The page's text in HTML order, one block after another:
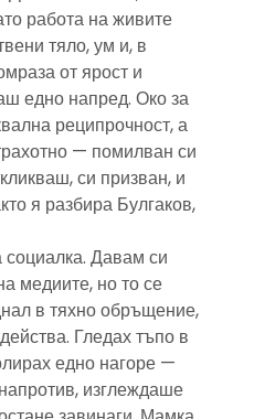
работа на живите
тяло, ум и, в
от ярост и
едно напред. Око за
реципрочност, а
— помилван си
си призван, и
я разбира Булгаков,
социалка. Давам си
медиите, но то се
в тяхно обръщение,
Гледах тъпо в
едно нагоре —
изглеждаше